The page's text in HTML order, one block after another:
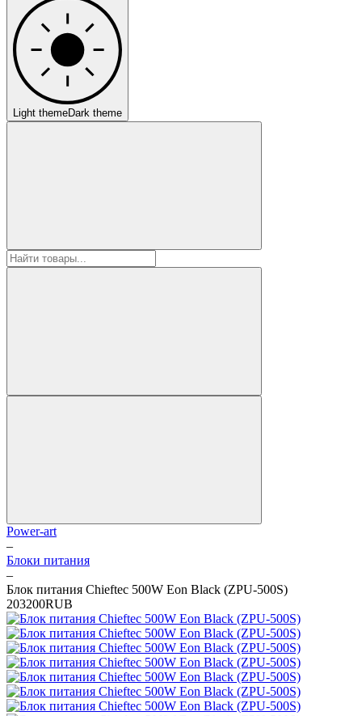
Light themeDark theme
Power-art
–
Блоки питания
–
Блок питания Chieftec 500W Eon Black (ZPU-500S)
203200RUB